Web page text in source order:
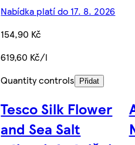
Nabídka platí do 17. 8. 2026
154,90 Kč
619,60 Kč/l
Quantity controls Přidat
Tesco Silk Flower
and Sea Salt